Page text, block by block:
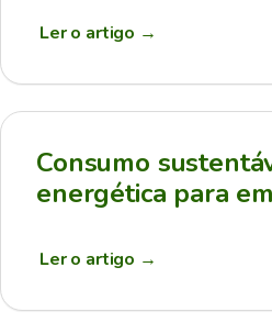
Ler o artigo →
Consumo
energética para
Ler o artigo →